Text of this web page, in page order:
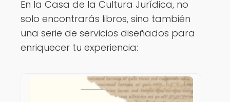
En la Casa de la Cultura Jurídica, no
solo encontrarás libros, sino también
una serie de servicios diseñados para
enriquecer tu experiencia: